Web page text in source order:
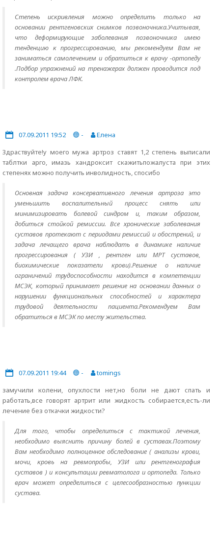
Степень искривления можно определить только на
основании рентгеновских снимков позвоночника.Учитывая,
что деформирующие заболевания позвоночника имею
тенденцию к прогрессированию, мы рекомендуем Вам не
заниматься самолечением и обратиться к врачу -ортопеду
.Подбор упражнений на тренажерах должен проводится под
контролем врача ЛФК.
07.09.2011 19:52 -
Елена
Здраствуйте!у моего мужа артроз ставят 1,2 степень выписали
таблтки арго, имазь хандроксит скажитьпожалуста при этих
степенях можно получить инволидность, спосибо
Основная задача консервативного лечения артроза это
уменьшить воспалительный процесс снять или
минимизировать болевой синдром и, таким образом,
добиться стойкой ремиссии. Все хронические заболевания
суставов протекают с периодами ремиссий и обострений, и
задача лечащего врача наблюдать в динамике наличие
прогрессирования ( УЗИ , рентген или МРТ суставов,
биохимические показатели крови).Решение о наличие
ограничений трудоспособности находится в компетенции
МСЭК, который принимает решение на основании данных о
нарушении функциональных способностей и характера
трудовой деятельности пациента.Рекомендуем Вам
обратиться в МСЭК по месту жительства.
07.09.2011 19:44 -
tomings
замучили колени, опухлости нет,но боли не дают спать и
работать,все говорят артрит или жидкость собирается,есть-ли
лечение без откачки жидкости?
Для того, чтобы определиться с тактикой лечения,
необходимо выяснить причину болей в суставах.Поэтому
Вам необходимо полноценное обследование ( анализы крови,
мочи, кровь на ревмопробы, УЗИ или рентгенография
суставов ) и консультации ревматолога и ортопеда. Только
врач может определиться с целесообразностью пункции
сустава.